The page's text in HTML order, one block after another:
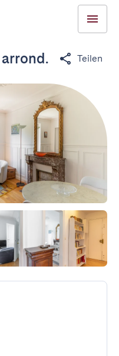
Teilen